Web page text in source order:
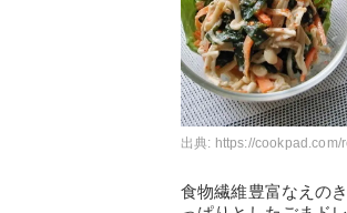
出典: https://cookpad.com/
食物繊維豊富なえの